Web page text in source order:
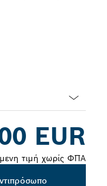
EUR
τιμή χωρίς ΦΠΑ